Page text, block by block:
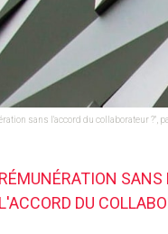
sans l'accord du collaborateur ?",
DU